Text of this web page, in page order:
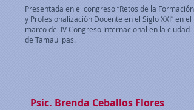
Presentada en el congreso “Retos de la Formación
y Profesionalización Docente en el Siglo XXI” en el
marco del IV Congreso Internacional en la ciudad
de Tamaulipas.
Psic. Brenda Ceballos Flores